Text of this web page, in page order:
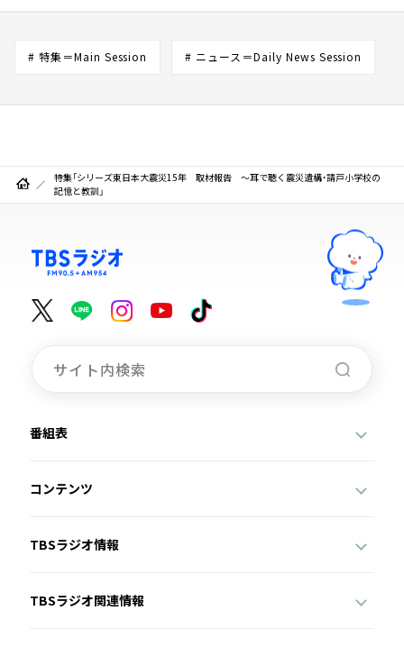
# 特集＝Main Session # ニュース＝Daily News Session
特集「シリーズ東日本大震災15年 取材報告 ～耳で聴く震災遺構・請戸小学校の
記憶と教訓」
番組表
コンテンツ
TBSラジオ情報
TBSラジオ関連情報